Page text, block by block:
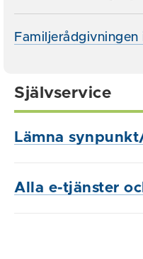
Självservice
Lämna
Alla e-tjänster